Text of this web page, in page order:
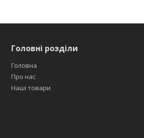
Головні розділи
Головна
Про нас
Наші товари